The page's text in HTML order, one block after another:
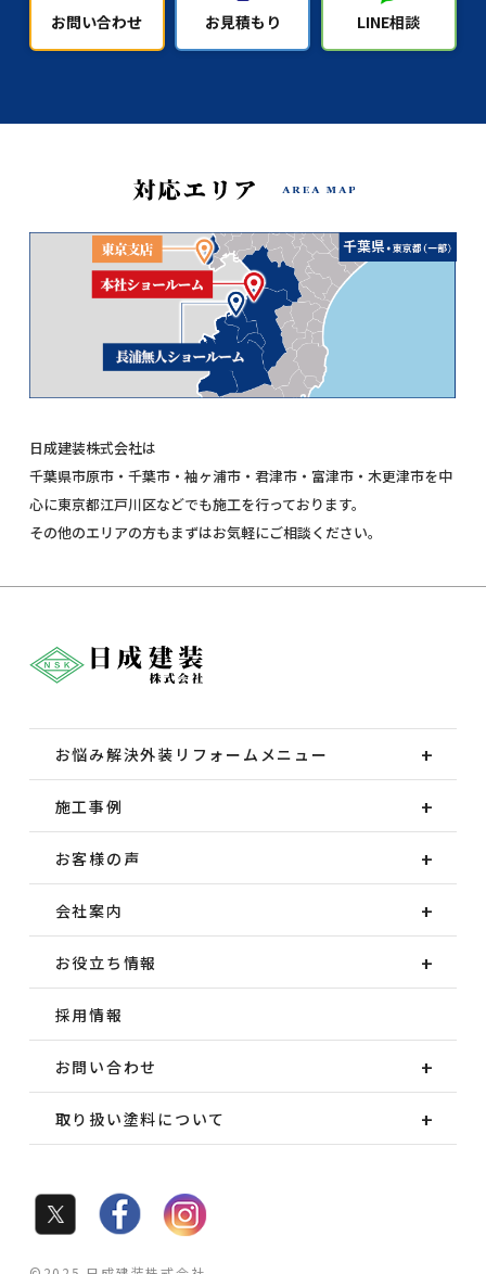
お問い合わせ お見積もり LINE相談
日成建装株式会社は
千葉県市原市・千葉市・袖ヶ浦市・君津市・富津市・木更津市を中
心に東京都江戸川区などでも施工を行っております。
その他のエリアの方もまずはお気軽にご相談ください。
お悩み解決外装 リフォームメニュー
施工事例
お客様の声
会社案内
お役立ち情報
採用情報
お問い合わせ
取り扱い塗料について